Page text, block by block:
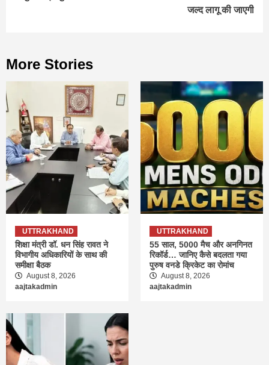
जल्द लागू की जाएगी
More Stories
UTTRAKHAND
शिक्षा मंत्री डॉ. धन सिंह रावत ने
विभागीय अधिकारियों के साथ की
समीक्षा बैठक
August 8, 2026
aajtakadmin
UTTRAKHAND
55 साल, 5000 मैच और अनगिनत
रिकॉर्ड… जानिए कैसे बदलता गया
पुरुष वनडे क्रिकेट का रोमांच
August 8, 2026
aajtakadmin